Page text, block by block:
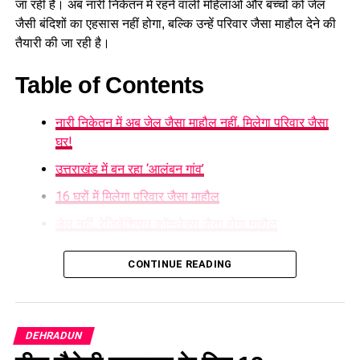
जा रही है। अब नारी निकेतन में रहने वाली महिलाओं और बच्चों को जेल
जैसी बंदिशों का एहसास नहीं होगा, बल्कि उन्हें परिवार जैसा माहौल देने की
तैयारी की जा रही है।
Table of Contents
नारी निकेतन में अब जेल जैसा माहौल नहीं, मिलेगा परिवार जैसा
घर!
उत्तराखंड में बन रहा ‘आलंबन गांव’
16 घरों में मिलेगा परिवार जैसा माहौल
5 एकड़ जमीन की हो रही है तलाश
महिलाओं और बच्चों को मिलेगा नया जीवन
मिलेगा परिवार जैसा घर!
CONTINUE READING
DEHRADUN